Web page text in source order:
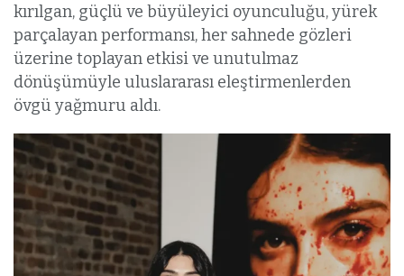
kırılgan, güçlü ve büyüleyici oyunculuğu, yürek
parçalayan performansı, her sahnede gözleri
üzerine toplayan etkisi ve unutulmaz
dönüşümüyle uluslararası eleştirmenlerden
övgü yağmuru aldı.